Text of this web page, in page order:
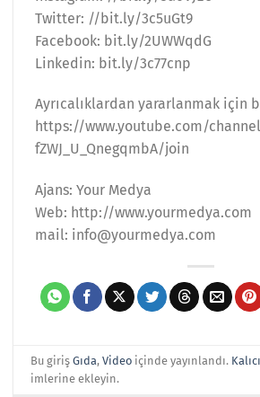
Twitter: //bit.ly/3c5uGt9
Facebook: bit.ly/2UWWqdG
Linkedin: bit.ly/3c77cnp
Ayrıcalıklardan yararlanmak için
https://www.youtube.com/
fZWJ_U_QnegqmbA/join
Ajans: Your Medya
Web: http://www.yourmedya.com
mail: info@yourmedya.com
Bu girişGıda,Video içinde yayınlandı.
imlerine ekleyin.